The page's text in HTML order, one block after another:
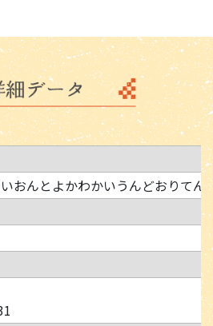
おんとよかわかいうんどおりてん